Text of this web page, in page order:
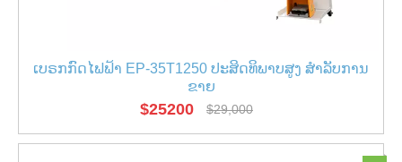
ເບຣກກົດໄຟຟ້າ EP-35T1250 ປະສິດທິພາບສູງ ສໍາລັບການ
ຂາຍ
$25200 $29,000